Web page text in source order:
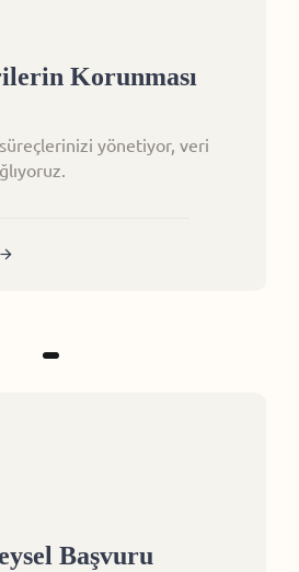
Korunması
yönetiyor, veri
Başvuru